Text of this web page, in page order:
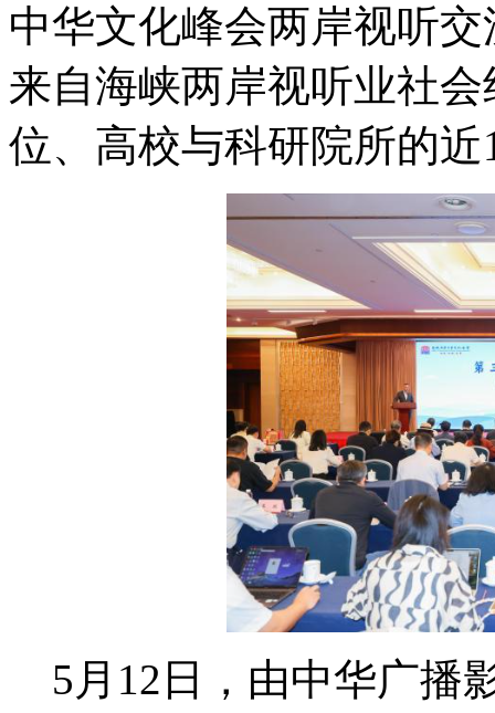
中华文化峰会两岸视听
来自海峡两岸视听业社
位、高校与科研院所的
5月12日，由中华广播